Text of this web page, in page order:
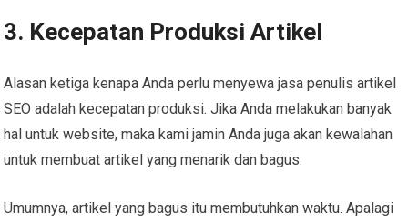
3. Kecepatan Produksi Artikel
Alasan ketiga kenapa Anda perlu menyewa jasa penulis artikel
SEO adalah kecepatan produksi. Jika Anda melakukan banyak
hal untuk website, maka kami jamin Anda juga akan kewalahan
untuk membuat artikel yang menarik dan bagus.
Umumnya, artikel yang bagus itu membutuhkan waktu. Apalagi